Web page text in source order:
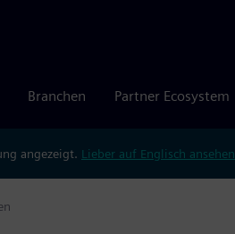
Branchen Partner Ecosystem
angezeigt. Lieber auf Englisch